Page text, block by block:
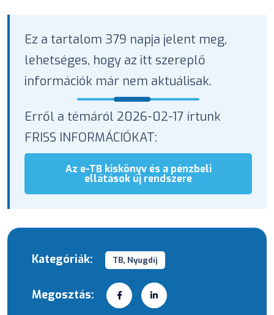
Ez a tartalom 379 napja jelent meg,
lehetséges, hogy az itt szereplő
információk már nem aktuálisak.
Erről a témáról 2026-02-17 írtunk
FRISS INFORMÁCIÓKAT:
Az e-TB kiskönyv és a pénzbeli
ellátások új rendszere
Kategóriák: TB, Nyugdíj
Megosztás: